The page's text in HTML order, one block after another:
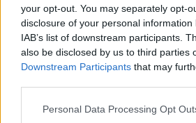
your opt-out. You may separately opt-
disclosure of your personal
IAB’s list of downstream participants.
also be disclosed by us to third parties
Downstream Participants that may
Personal Data Processing Opt